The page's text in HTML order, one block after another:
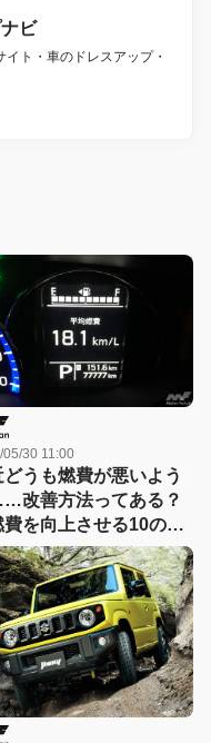
ビ
ト・車のドレスアップ・
05/30 11:00
どうも燃費が悪いよう
改善方法ってある？
費を向上させる10の方